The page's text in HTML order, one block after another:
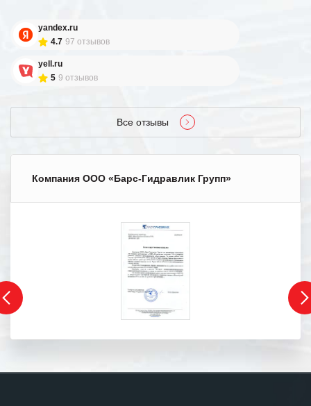
yandex.ru
4.7 97 отзывов
yell.ru
5 9 отзывов
Все отзывы
Компания ООО «Барс-Гидравлик Групп»